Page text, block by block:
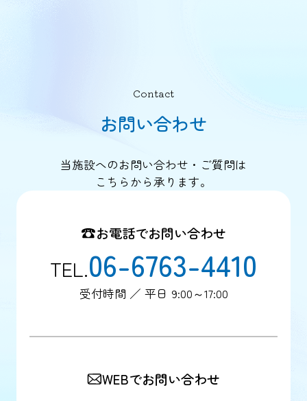
Contact
お問い合わせ
当施設へのお問い合わせ・ご質問は
こちらから承ります。
お電話でお問い合わせ
TEL.06-6763-4410
受付時間 ／ 平日 9:00～17:00
WEBでお問い合わせ